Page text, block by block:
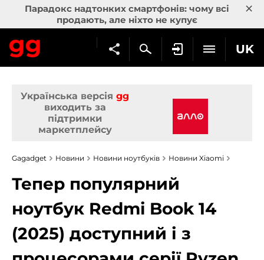
Парадокс надтонких смартфонів: чому всі
продають, але ніхто не купує
×
UK
Українська версія gg
виходить за
підтримки
маркетплейсу
Gagadget Новини Новини ноутбуків Новини Xiaomi
Тепер популярний
ноутбук Redmi Book 14
(2025) доступний і з